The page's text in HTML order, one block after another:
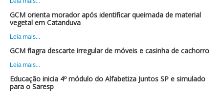
GCM orienta morador após identificar queimada de material
vegetal em Catanduva
Leia mais...
GCM flagra descarte irregular de móveis e casinha de cachorro
Leia mais...
Educação inicia 4º módulo do Alfabetiza Juntos SP e simulado
para o Saresp